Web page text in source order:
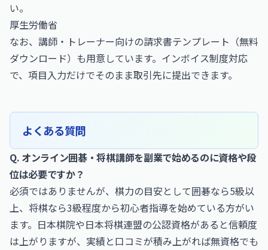
い。
厚生労働省
なお、 講師・トレーナー向けの請求書テンプレート（無料
ダウンロード） も用意しています。インボイス制度対応
で、項目入力だけでそのまま取引先に提出できます。
よくある質問
Q. オンライン囲碁・将棋講師を副業で始めるのに資格や段
位は必要ですか？
必須ではありませんが、棋力の目安として囲碁なら5級以
上、将棋なら3級程度から初心者指導を始めている方がい
ます。日本棋院や日本将棋連盟の公認資格があると信頼度
は上がりますが、実績と口コミが積み上がれば無資格でも